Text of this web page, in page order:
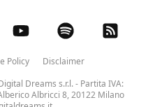
Policy
Disclaimer
Dreams s.r.l.- Partita IVA:
Albricci 8, 20122 Milano